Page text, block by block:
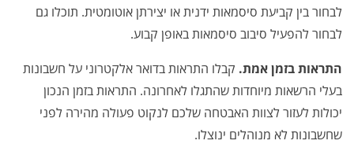
לבחור בין קביעת סיסמאות ידנית או יצירתן אוטומטית. תוכלו גם
לבחור להפעיל סיבוב סיסמאות באופן קבוע.
התראות בזמן אמת. קבלו התראות בדואר אלקטרוני על חשבונות
בעלי הרשאות מיוחדות שהתגלו לאחרונה. התראות בזמן הנכון
יכולות לעזור לצוות האבטחה שלכם לנקוט פעולה מהירה לפני
שחשבונות לא מנוהלים ינוצלו.